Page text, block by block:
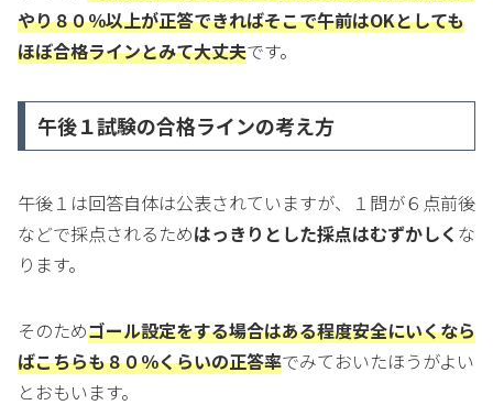
やり８０％以上が正答できればそこで午前はOKとしても
ほぼ合格ラインとみて大丈夫です。
午後１試験の合格ラインの考え方
午後１は回答自体は公表されていますが、１問が６点前後
などで採点されるためはっきりとした採点はむずかしく な
ります。
そのためゴール設定をする場合はある程度安全にいくなら
ばこちらも８０％くらいの正答率でみておいたほうがよい
とおもいます。